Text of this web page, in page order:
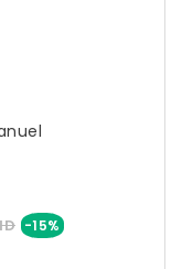
-15% Prix